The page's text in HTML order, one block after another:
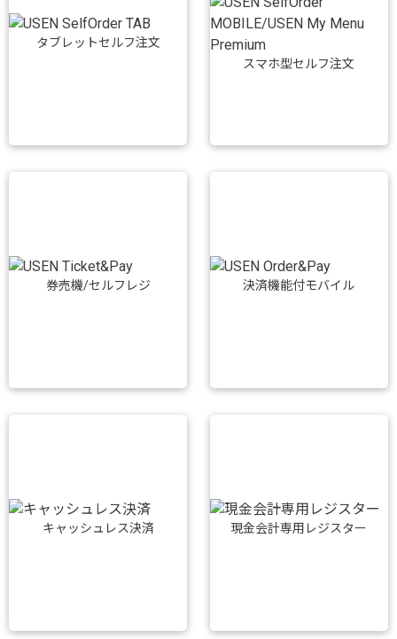
タブレットセルフ注文
スマホ型セルフ注文
券売機/セルフレジ 決済機能付モバイル
キャッシュレス決済 現金会計専用レジスター